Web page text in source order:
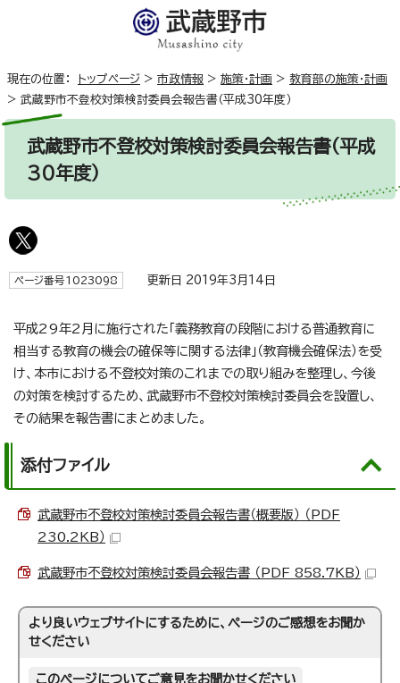
現在の位置： トップページ > 市政情報 > 施策・計画 > 教育部の施策・計画
> 武蔵野市不登校対策検討委員会報告書（平成30年度）
武蔵野市不登校対策検討委員会報告書（平成
30年度）
ページ番号1023098 更新日 2019年3月14日
平成29年2月に施行された「義務教育の段階における普通教育に
相当する教育の機会の確保等に関する法律」（教育機会確保法）を受
け、本市における不登校対策のこれまでの取り組みを整理し、今後
の対策を検討するため、武蔵野市不登校対策検討委員会を設置し、
その結果を報告書にまとめました。
添付ファイル
武蔵野市不登校対策検討委員会報告書（概要版） （PDF
230.2KB）
武蔵野市不登校対策検討委員会報告書 （PDF 858.7KB）
より良いウェブサイトにするために、ページのご感想をお聞か
せください
このページについてご意見をお聞かせください